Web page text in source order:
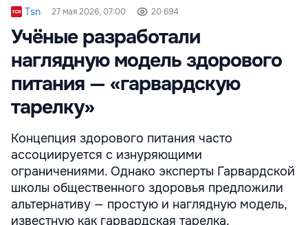
Tsn 27 мая 2026, 07:00 20 694
Учёные разработали
наглядную модель здорового
питания — «гарвардскую
тарелку»
Концепция здорового питания часто
ассоциируется с изнуряющими
ограничениями. Однако эксперты Гарвардской
школы общественного здоровья предложили
альтернативу — простую и наглядную модель,
известную как гарвардская тарелка.